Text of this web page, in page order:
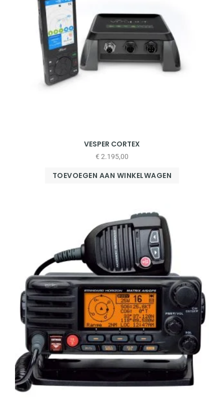
VESPER CORTEX
€ 2.195,00
TOEVOEGEN AAN WINKELWAGEN